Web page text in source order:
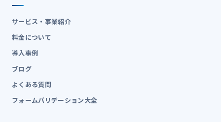
サービス・事業紹介
料金について
導入事例
ブログ
よくある質問
フォームバリデーション大全